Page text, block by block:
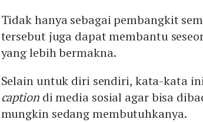
Tidak hanya sebagai pembangkit
tersebut juga dapat membantu
yang lebih bermakna.
Selain untuk diri sendiri, kata-kata
captiondi media sosial agar bisa
mungkin sedang membutuhkanya.